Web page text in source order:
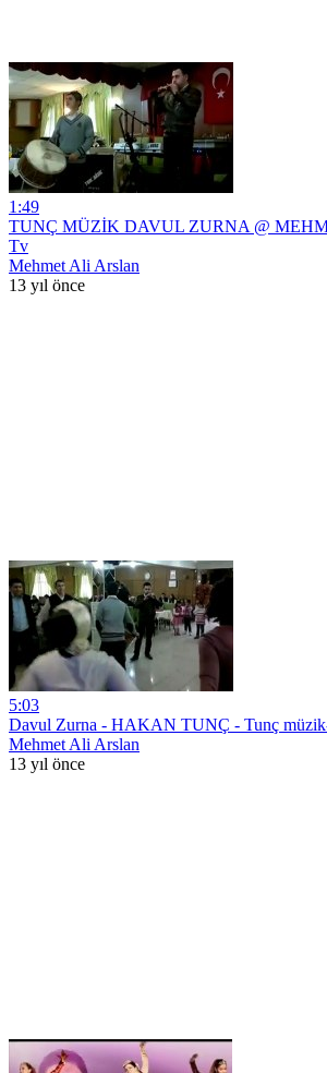
1:49
TUNÇ MÜZİK DAVUL ZURNA @
Tv
Mehmet Ali Arslan
13 yıl önce
5:03
Davul Zurna - HAKAN TUNÇ - Tunç müzik-
Mehmet Ali Arslan
13 yıl önce